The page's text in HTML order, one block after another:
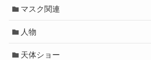
マスク関連
人物
天体ショー